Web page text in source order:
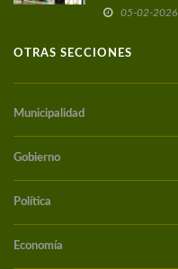
05-02-2026
OTRAS SECCIONES
Municipalidad
Gobierno
Política
Economía